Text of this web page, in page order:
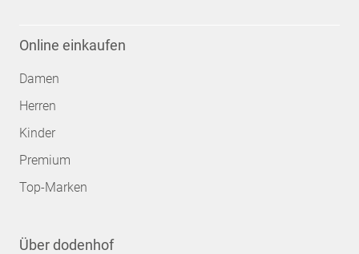
Online einkaufen
Damen
Herren
Kinder
Premium
Top-Marken
Über dodenhof